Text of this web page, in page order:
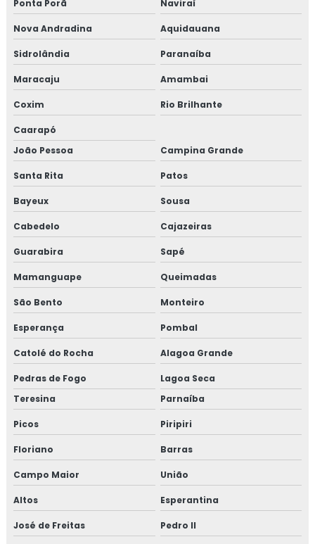
Ponta Porã Naviraí
Nova Andradina Aquidauana
Sidrolândia Paranaíba
Maracaju Amambai
Coxim Rio Brilhante
Caarapó
João Pessoa
Campina Grande
Santa Rita Patos
Bayeux Sousa
Cabedelo Cajazeiras
Guarabira Sapé
Mamanguape Queimadas
São Bento Monteiro
Esperança Pombal
Catolé do Rocha Alagoa Grande
Pedras de Fogo
Lagoa Seca
Teresina
Parnaíba
Picos Piripiri
Floriano Barras
Campo Maior União
Altos Esperantina
José de Freitas Pedro II